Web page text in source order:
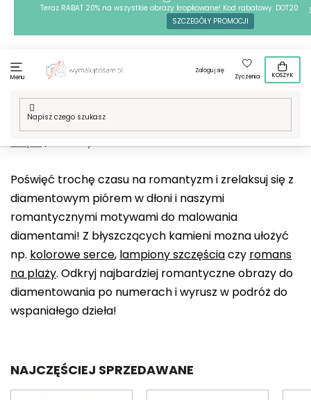
Teraz RABAT 20% na wszystkie obrazy kropkowane! Kod rabatowy: DOT20
SZCZEGÓŁY PROMOCJI
Menu
Zaloguj się
Życzenia
KOSZYK
Home
Poświęć trochę czasu na romantyzm i zrelaksuj się z
diamentowym piórem w dłoni i naszymi
romantycznymi motywami do malowania
diamentami! Z błyszczących kamieni można ułożyć
np. kolorowe serce, lampiony szczęściaczy romans
na plaży. Odkryj najbardziej romantyczne obrazy do
diamentowania po numerach i wyrusz w podróż do
wspaniałego dzieła!
NAJCZĘŚCIEJ SPRZEDAWANE